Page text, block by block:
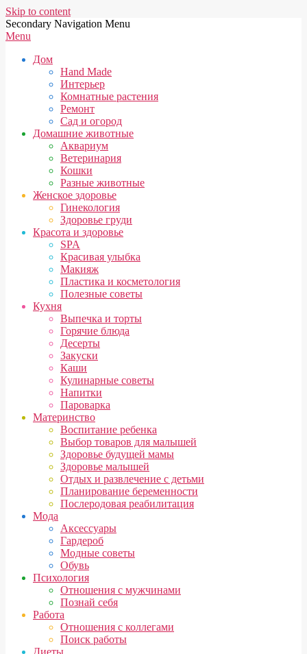
Skip to content
Secondary Navigation Menu
Menu
Дом
Hand Made
Интерьер
Комнатные растения
Ремонт
Сад и огород
Домашние животные
Аквариум
Ветеринария
Кошки
Разные животные
Женское здоровье
Гинекология
Здоровье груди
Красота и здоровье
SPA
Красивая улыбка
Макияж
Пластика и косметология
Полезные советы
Кухня
Выпечка и торты
Горячие блюда
Десерты
Закуски
Каши
Кулинарные советы
Напитки
Пароварка
Материнство
Воспитание ребенка
Выбор товаров для малышей
Здоровье будущей мамы
Здоровье малышей
Отдых и развлечение с детьми
Планирование беременности
Послеродовая реабилитация
Мода
Аксессуары
Гардероб
Модные советы
Обувь
Психология
Отношения с мужчинами
Познай себя
Работа
Отношения с коллегами
Поиск работы
Диеты